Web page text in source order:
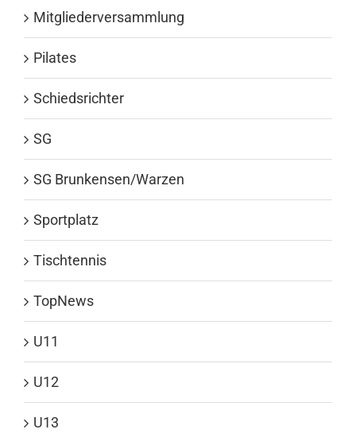
Mitgliederversammlung
Pilates
Schiedsrichter
SG
SG Brunkensen/Warzen
Sportplatz
Tischtennis
TopNews
U11
U12
U13